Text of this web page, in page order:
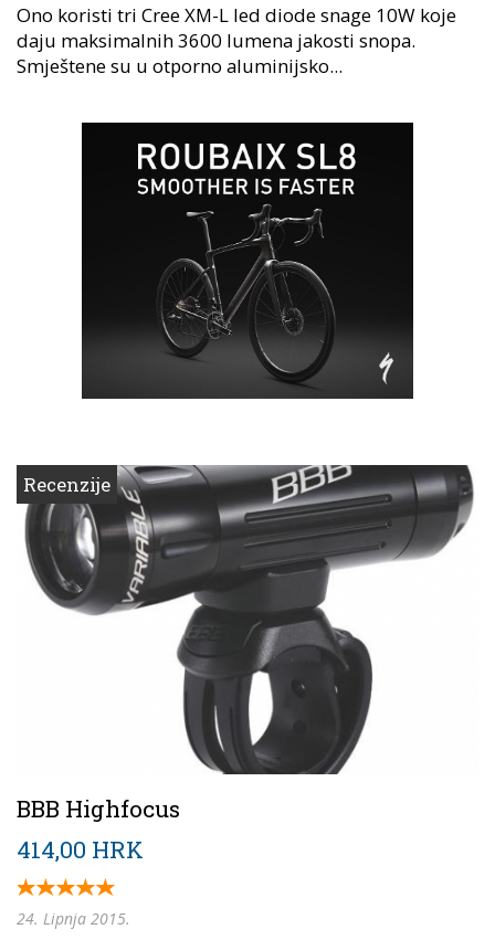
Ono koristi tri Cree XM-L led diode snage 10W koje
daju maksimalnih 3600 lumena jakosti snopa.
Smještene su u otporno aluminijsko...
Recenzije
BBB Highfocus
414,00 HRK
24. Lipnja 2015.